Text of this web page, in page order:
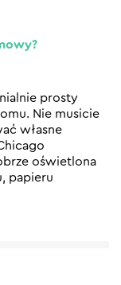
prosty
Nie musicie
własne
oświetlona
papieru